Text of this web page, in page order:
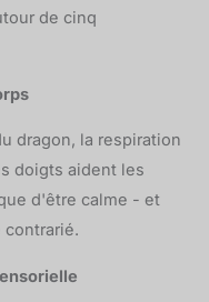
de cinq
dragon, la respiration
doigts aident les
d'être calme - et
contrarié.